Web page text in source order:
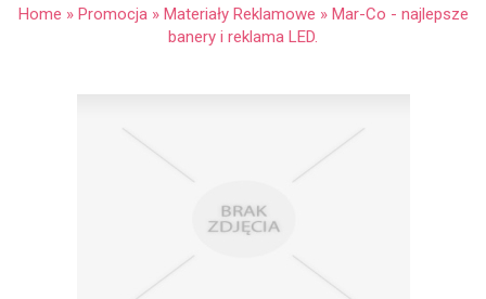
Home » Promocja» Materiały Reklamowe » Mar-Co - najlepsze
banery i reklama LED.